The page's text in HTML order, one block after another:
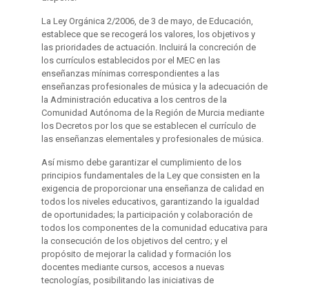
La Ley Orgánica 2/2006, de 3 de mayo, de Educación,
establece que se recogerá los valores, los objetivos y
las prioridades de actuación. Incluirá la concreción de
los currículos establecidos por el MEC en las
enseñanzas mínimas correspondientes a las
enseñanzas profesionales de música y la adecuación de
la Administración educativa a los centros de la
Comunidad Autónoma de la Región de Murcia mediante
los Decretos por los que se establecen el currículo de
las enseñanzas elementales y profesionales de música.
Así mismo debe garantizar el cumplimiento de los
principios fundamentales de la Ley que consisten en la
exigencia de proporcionar una enseñanza de calidad en
todos los niveles educativos, garantizando la igualdad
de oportunidades; la participación y colaboración de
todos los componentes de la comunidad educativa para
la consecución de los objetivos del centro; y el
propósito de mejorar la calidad y formación los
docentes mediante cursos, accesos a nuevas
tecnologías, posibilitando las iniciativas de